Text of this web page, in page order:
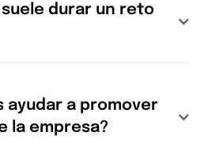
durar un reto
se ha elegido para
para ambas partes, y
ayudar a promover
la empresa?